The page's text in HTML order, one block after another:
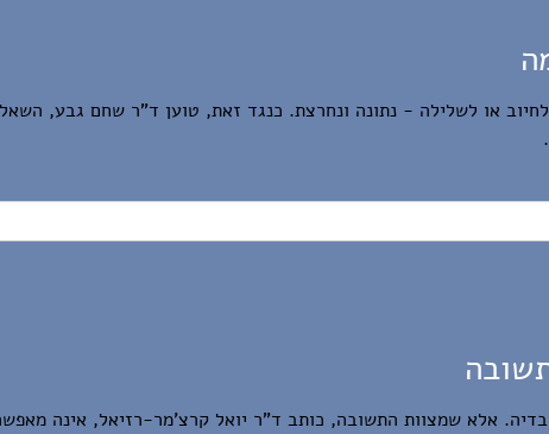
או לשלילה - נתונה ונחרצת. כנגד זאת, טוען ד"ר שחם גבע,
אלא שמצוות התשובה, כותב ד"ר יואל קרצ'מר-רזיאל, אינה